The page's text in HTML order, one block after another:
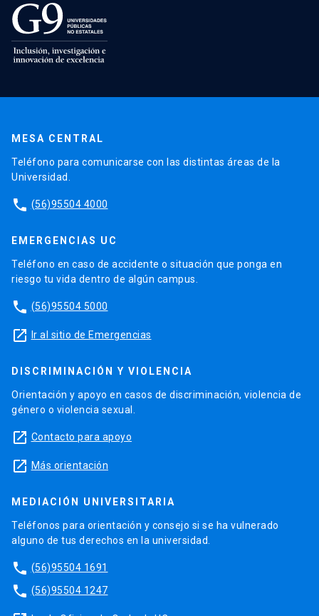
MESA CENTRAL
Teléfono para comunicarse con las distintas áreas de la
Universidad.
phone (56)95504 4000
EMERGENCIAS UC
Teléfono en caso de accidente o situación que ponga en
riesgo tu vida dentro de algún campus.
phone (56)95504 5000
launch Ir al sitio de Emergencias
DISCRIMINACIÓN Y VIOLENCIA
Orientación y apoyo en casos de discriminación, violencia de
género o violencia sexual.
launch Contacto para apoyo
launch Más orientación
MEDIACIÓN UNIVERSITARIA
Teléfonos para orientación y consejo si se ha vulnerado
alguno de tus derechos en la universidad.
phone (56)95504 1691
phone (56)95504 1247